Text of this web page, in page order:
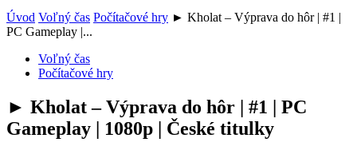
Úvod Voľný čas Počítačové hry ► Kholat – Výprava do hôr | #1 |
PC Gameplay |...
Voľný čas
Počítačové hry
► Kholat – Výprava do hôr | #1 | PC
Gameplay | 1080p | České titulky